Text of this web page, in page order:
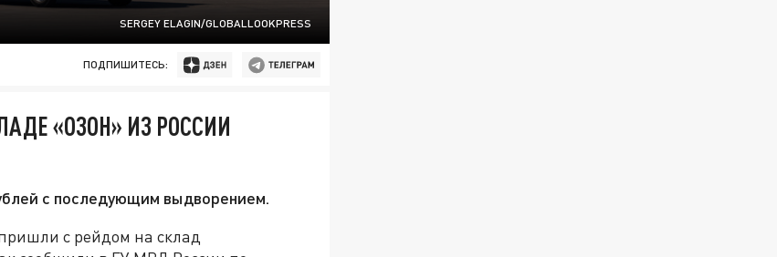
SERGEY ELAGIN/GLOBALLOOKPRESS
ПОДПИШИТЕСЬ:
«ОЗОН» ИЗ РОССИИ
с последующим выдворением.
с рейдом на склад